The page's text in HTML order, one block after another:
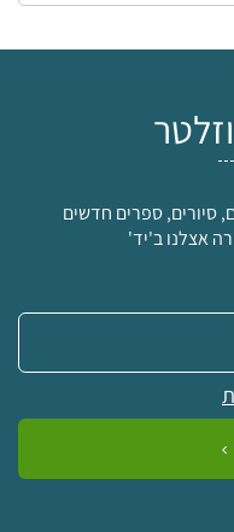
סיורים, ספרים חדשים
אצלנו ב'יד'